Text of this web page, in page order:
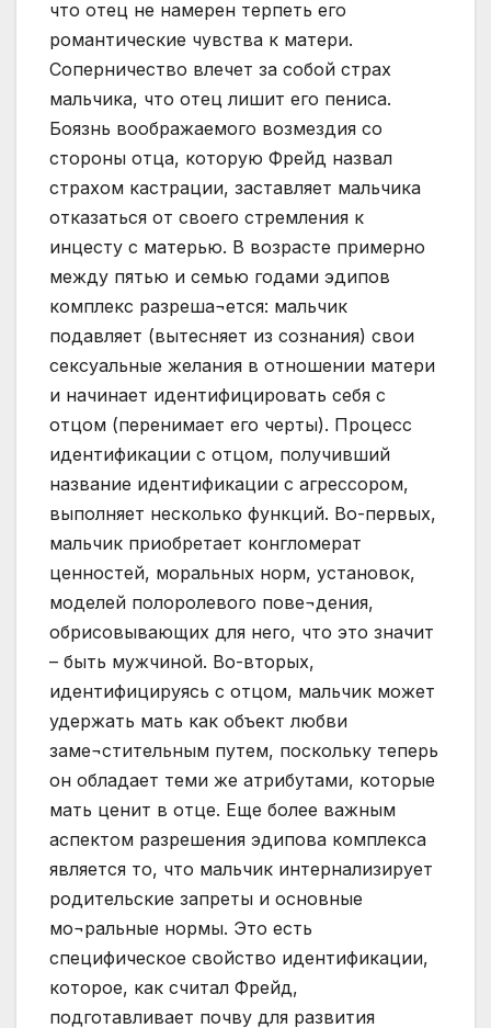
что отец не намерен терпеть его
романтические чувства к матери.
Соперничество влечет за собой страх
мальчика, что отец лишит его пениса.
Боязнь воображаемого возмездия со
стороны отца, которую Фрейд назвал
страхом кастрации, заставляет мальчика
отказаться от своего стремления к
инцесту с матерью. В возрасте примерно
между пятью и семью годами эдипов
комплекс разреша¬ется: мальчик
подавляет (вытесняет из сознания) свои
сексуальные желания в отношении матери
и начинает идентифицировать себя с
отцом (перенимает его черты). Процесс
идентификации с отцом, получивший
название идентификации с агрессором,
выполняет несколько функций. Во-первых,
мальчик приобретает конгломерат
ценностей, моральных норм, установок,
моделей полоролевого пове¬дения,
обрисовывающих для него, что это значит
– быть мужчиной. Во-вторых,
идентифицируясь с отцом, мальчик может
удержать мать как объект любви
заме¬стительным путем, поскольку теперь
он обладает теми же атрибутами, которые
мать ценит в отце. Еще более важным
аспектом разрешения эдипова комплекса
является то, что мальчик интернализирует
родительские запреты и основные
мо¬ральные нормы. Это есть
специфическое свойство идентификации,
которое, как считал Фрейд,
подготавливает почву для развития